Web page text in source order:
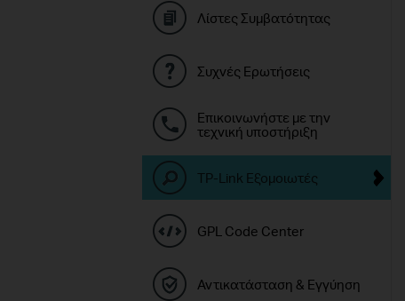
Λίστες Συμβατότητας
Συχνές Ερωτήσεις
Επικοινωνήστε με την
τεχνική υποστήριξη
TP-Link Εξομοιωτές
GPL Code Center
Αντικατάσταση & Εγγύηση